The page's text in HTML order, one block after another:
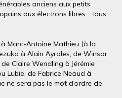
anciens aux petits
aux électrons libres… tous
à Marc-Antoine Mathieu (à la
à Alain Ayroles, de Winsor
Claire Wendling à Jérémie
Lubie, de Fabrice Neaud à
ne sera pas le mot d’ordre de